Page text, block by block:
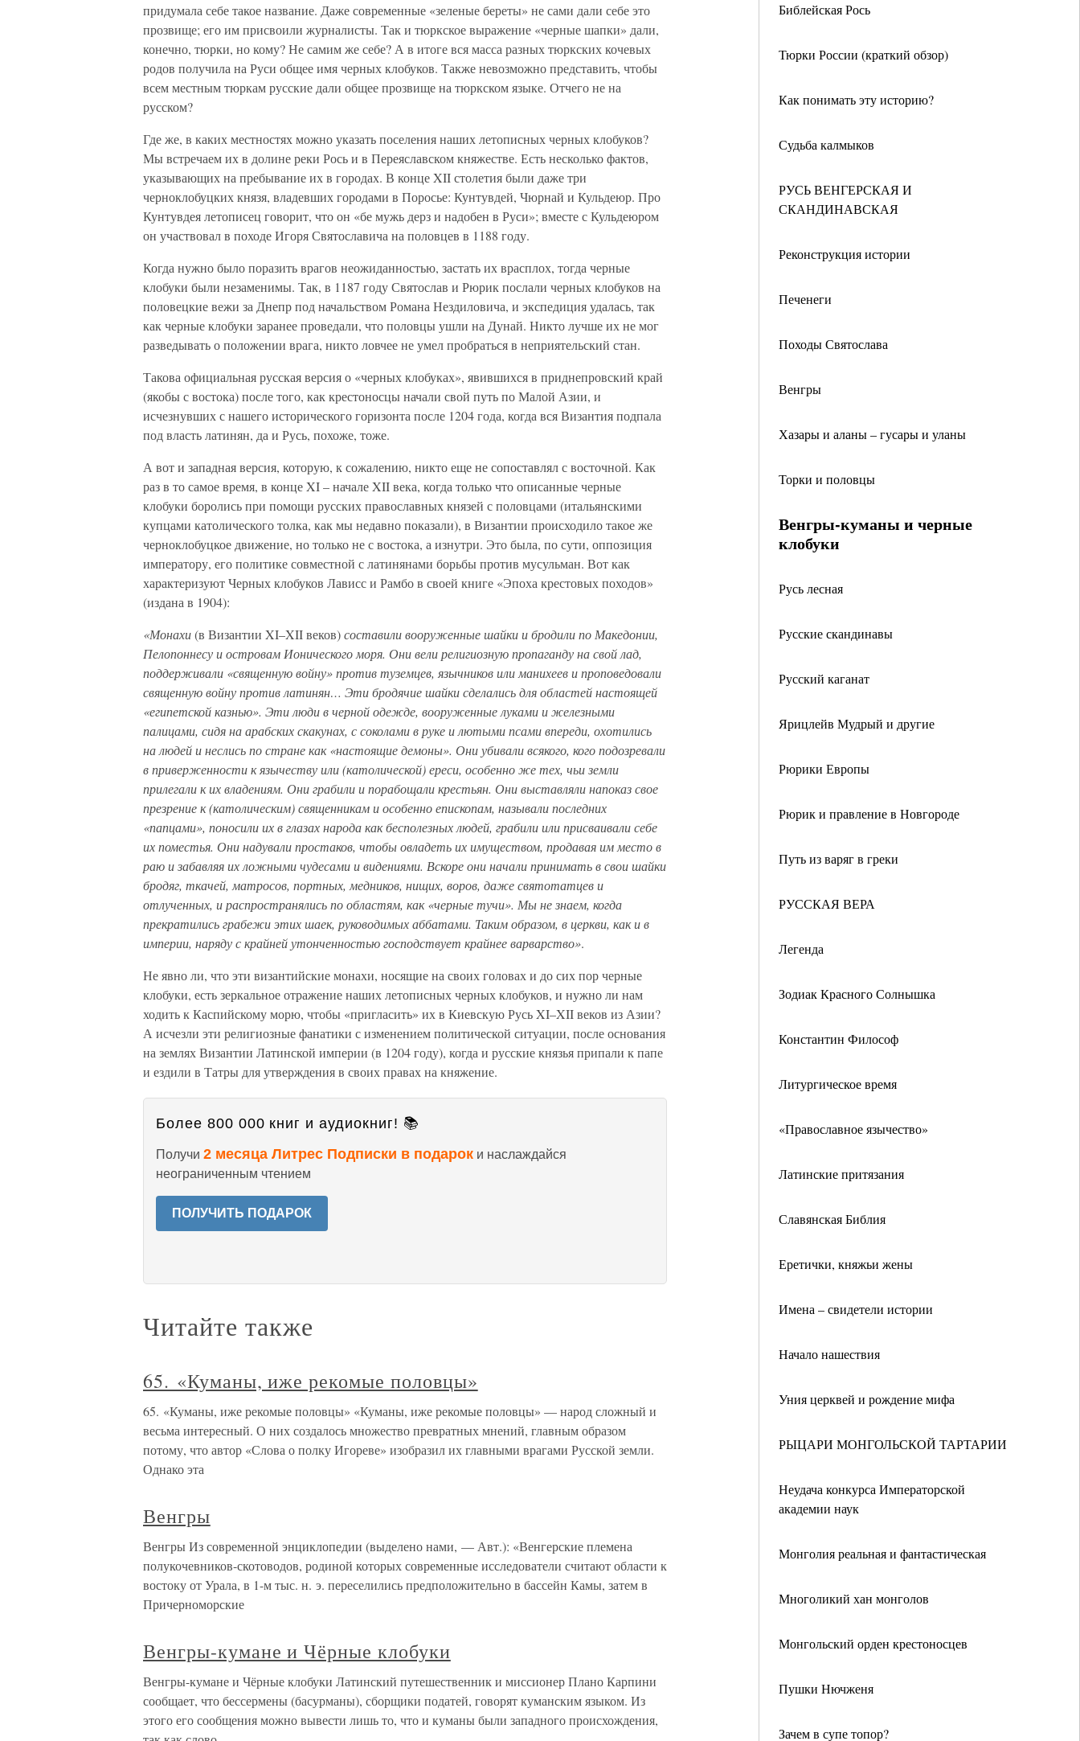
Библейская Рось
Тюрки России (краткий обзор)
Как понимать эту историю?
Судьба калмыков
РУСЬ ВЕНГЕРСКАЯ И
СКАНДИНАВСКАЯ
Реконструкция истории
Печенеги
Походы Святослава
Венгры
Хазары и аланы – гусары и уланы
Торки и половцы
Венгры-куманы и черные
клобуки
Русь лесная
Русские скандинавы
Русский каганат
Ярицлейв Мудрый и другие
Рюрики Европы
Рюрик и правление в Новгороде
Путь из варяг в греки
РУССКАЯ ВЕРА
Легенда
Зодиак Красного Солнышка
Константин Философ
Литургическое время
«Православное язычество»
Латинские притязания
Славянская Библия
Еретички, княжьи жены
Имена – свидетели истории
Начало нашествия
Уния церквей и рождение мифа
РЫЦАРИ МОНГОЛЬСКОЙ ТАРТАРИИ
Неудача конкурса Императорской
академии наук
Монголия реальная и фантастическая
Многоликий хан монголов
Монгольский орден крестоносцев
Пушки Нючженя
Зачем в супе топор?
придумала себе такое название. Даже современные «зеленые береты» не сами дали себе это
прозвище; его им присвоили журналисты. Так и тюркское выражение «черные шапки» дали,
конечно, тюрки, но кому? Не самим же себе? А в итоге вся масса разных тюркских кочевых
родов получила на Руси общее имя черных клобуков. Также невозможно представить, чтобы
всем местным тюркам русские дали общее прозвище на тюркском языке. Отчего не на
русском?
Где же, в каких местностях можно указать поселения наших летописных черных клобуков?
Мы встречаем их в долине реки Рось и в Переяславском княжестве. Есть несколько фактов,
указывающих на пребывание их в городах. В конце XII столетия были даже три
черноклобуцких князя, владевших городами в Поросье: Кунтувдей, Чюрнай и Кульдеюр. Про
Кунтувдея летописец говорит, что он «бе мужь дерз и надобен в Руси»; вместе с Кульдеюром
он участвовал в походе Игоря Святославича на половцев в 1188 году.
Когда нужно было поразить врагов неожиданностью, застать их врасплох, тогда черные
клобуки были незаменимы. Так, в 1187 году Святослав и Рюрик послали черных клобуков на
половецкие вежи за Днепр под начальством Романа Нездиловича, и экспедиция удалась, так
как черные клобуки заранее проведали, что половцы ушли на Дунай. Никто лучше их не мог
разведывать о положении врага, никто ловчее не умел пробраться в неприятельский стан.
Такова официальная русская версия о «черных клобуках», явившихся в приднепровский край
(якобы с востока) после того, как крестоносцы начали свой путь по Малой Азии, и
исчезнувших с нашего исторического горизонта после 1204 года, когда вся Византия подпала
под власть латинян, да и Русь, похоже, тоже.
А вот и западная версия, которую, к сожалению, никто еще не сопоставлял с восточной. Как
раз в то самое время, в конце XI – начале XII века, когда только что описанные черные
клобуки боролись при помощи русских православных князей с половцами (итальянскими
купцами католического толка, как мы недавно показали), в Византии происходило такое же
черноклобуцкое движение, но только не с востока, а изнутри. Это была, по сути, оппозиция
императору, его политике совместной с латинянами борьбы против мусульман. Вот как
характеризуют Черных клобуков Лависс и Рамбо в своей книге «Эпоха крестовых походов»
(издана в 1904):
«Монахи(в Византии XI–XII веков)составили вооруженные шайки и бродили по Македонии,
Пелопоннесу и островам Ионического моря. Они вели религиозную пропаганду на свой лад,
поддерживали «священную войну» против туземцев, язычников или манихеев и проповедовали
священную войну против латинян… Эти бродячие шайки сделались для областей настоящей
«египетской казнью». Эти люди в черной одежде, вооруженные луками и железными
палицами, сидя на арабских скакунах, с соколами в руке и лютыми псами впереди, охотились
на людей и неслись по стране как «настоящие демоны». Они убивали всякого, кого подозревали
в приверженности к язычеству или (католической) ереси, особенно же тех, чьи земли
прилегали к их владениям. Они грабили и порабощали крестьян. Они выставляли напоказ свое
презрение к (католическим) священникам и особенно епископам, называли последних
«папцами», поносили их в глазах народа как бесполезных людей, грабили или присваивали себе
их поместья. Они надували простаков, чтобы овладеть их имуществом, продавая им место в
раю и забавляя их ложными чудесами и видениями. Вскоре они начали принимать в свои шайки
бродяг, ткачей, матросов, портных, медников, нищих, воров, даже святотатцев и
отлученных, и распространялись по областям, как «черные тучи». Мы не знаем, когда
прекратились грабежи этих шаек, руководимых аббатами. Таким образом, в церкви, как и в
империи, наряду с крайней утонченностью господствует крайнее варварство».
Не явно ли, что эти византийские монахи, носящие на своих головах и до сих пор черные
клобуки, есть зеркальное отражение наших летописных черных клобуков, и нужно ли нам
ходить к Каспийскому морю, чтобы «пригласить» их в Киевскую Русь XI–XII веков из Азии?
А исчезли эти религиозные фанатики с изменением политической ситуации, после основания
на землях Византии Латинской империи (в 1204 году), когда и русские князья припали к папе
и ездили в Татры для утверждения в своих правах на княжение.
Более 800 000 книг и аудиокниг! 📚
Получи 2 месяца Литрес Подписки в подарок и наслаждайся
неограниченным чтением
ПОЛУЧИТЬ ПОДАРОК
Читайте также
65. «Куманы, иже рекомые половцы»
65. «Куманы, иже рекомые половцы» «Куманы, иже рекомые половцы» — народ сложный и
весьма интересный. О них создалось множество превратных мнений, главным образом
потому, что автор «Слова о полку Игореве» изобразил их главными врагами Русской земли.
Однако эта
Венгры
Венгры Из современной энциклопедии (выделено нами, — Авт.): «Венгерские племена
полукочевников-скотоводов, родиной которых современные исследователи считают области к
востоку от Урала, в 1-м тыс. н. э. переселились предположительно в бассейн Камы, затем в
Причерноморские
Венгры-кумане и Чёрные клобуки
Венгры-кумане и Чёрные клобуки Латинский путешественник и миссионер Плано Карпини
сообщает, что бессермены (басурманы), сборщики податей, говорят куманским языком. Из
этого его сообщения можно вывести лишь то, что и куманы были западного происхождения,